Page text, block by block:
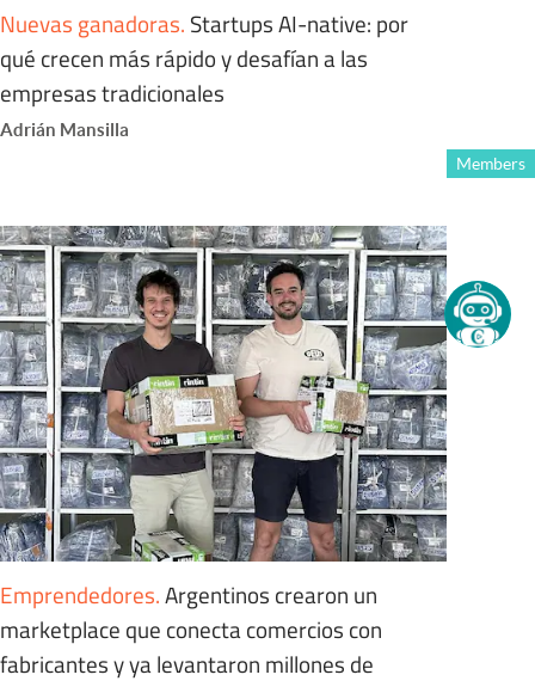
Nuevas ganadoras. Startups AI-native: por
qué crecen más rápido y desafían a las
empresas tradicionales
Adrián Mansilla
Members
Emprendedores.Argentinos crearon un
marketplace que conecta comercios con
fabricantes y ya levantaron millones de